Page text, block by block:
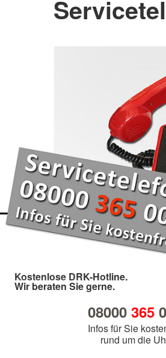
Kostenlose DRK-Hotline.
Wir beraten Sie gerne.
08000 365
Infos für Sie
rund um die